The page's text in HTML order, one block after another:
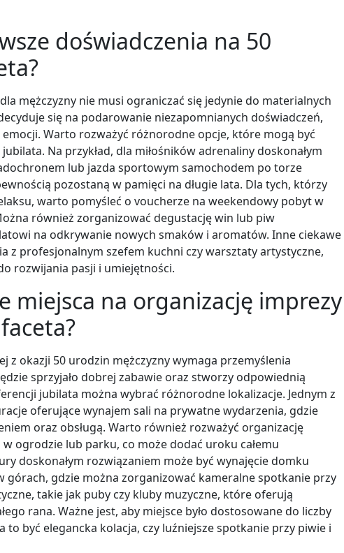
doświadczenia na 50
mężczyzny nie musi ograniczać się jedynie do materialnych
się na podarowanie niezapomnianych doświadczeń,
Warto rozważyć różnorodne opcje, które mogą być
Na przykład, dla miłośników adrenaliny doskonałym
lub jazda sportowym samochodem po torze
pozostaną w pamięci na długie lata. Dla tych, którzy
warto pomyśleć o voucherze na weekendowy pobyt w
również zorganizować degustację win lub piw
na odkrywanie nowych smaków i aromatów. Inne ciekawe
z profesjonalnym szefem kuchni czy warsztaty artystyczne,
rozwijania pasji i umiejętności.
miejsca na organizację imprezy
z okazji 50 urodzin mężczyzny wymaga przemyślenia
sprzyjało dobrej zabawie oraz stworzy odpowiednią
jubilata można wybrać różnorodne lokalizacje. Jednym z
oferujące wynajem sali na prywatne wydarzenia, gdzie
oraz obsługą. Warto również rozważyć organizację
ogrodzie lub parku, co może dodać uroku całemu
doskonałym rozwiązaniem może być wynajęcie domku
górach, gdzie można zorganizować kameralne spotkanie przy
takie jak puby czy kluby muzyczne, które oferują
rana. Ważne jest, aby miejsce było dostosowane do liczby
to być elegancka kolacja, czy luźniejsze spotkanie przy piwie i